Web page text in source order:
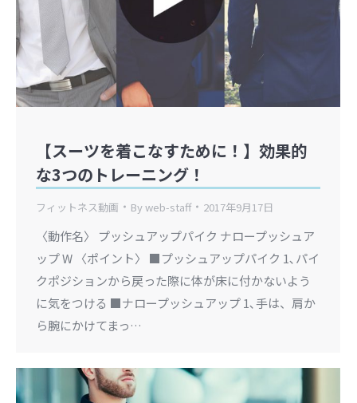
【スーツを着こなすために！】効果的
な3つのトレーニング！
フィットネス動画 Byweb-staff 2017年9月17日
〈動作名〉 プッシュアップパイク ナロープッシュア
ップ W 〈ポイント〉 ■プッシュアップパイク 1､パイ
クポジションから戻った際に体が床に付かないよう
に気をつける ■ナロープッシュアップ 1､手は、肩か
ら腕にかけてまっ…